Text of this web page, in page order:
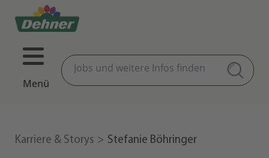
Menü
Karriere & Storys Stefanie Böhringer